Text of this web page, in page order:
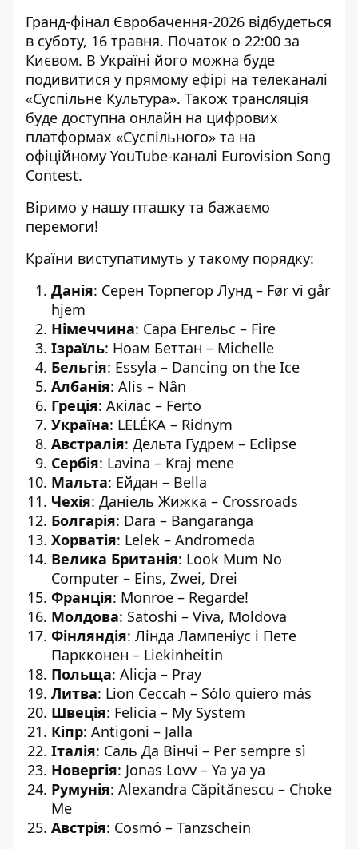
Гранд-фінал Євробачення-2026 відбудеться
в суботу, 16 травня. Початок о 22:00 за
Києвом. В Україні його можна буде
подивитися у прямому ефірі на телеканалі
«Суспільне Культура». Також трансляція
буде доступна онлайн на цифрових
платформах «Суспільного» та на
офіційному YouTube-каналі Eurovision Song
Contest.
Віримо у нашу пташку та бажаємо
перемоги!
Країни виступатимуть у такому порядку:
Данія: Серен Торпегор Лунд – Før vi går
hjem
Німеччина: Сара Енгельс – Fire
Ізраїль: Ноам Беттан – Michelle
Бельгія: Essyla – Dancing on the Ice
Албанія: Alis – Nân
Греція: Акілас – Ferto
Україна: LELÉKA – Ridnym
Австралія: Дельта Гудрем – Eclipse
Сербія: Lavina – Kraj mene
Мальта: Ейдан – Bella
Чехія: Даніель Жижка – Crossroads
Болгарія: Dara – Bangaranga
Хорватія: Lelek – Andromeda
Велика Британія: Look Mum No
Computer – Eins, Zwei, Drei
Франція: Monroe – Regarde!
Молдова: Satoshi – Viva, Moldova
Фінляндія: Лінда Лампеніус і Пете
Паркконен – Liekinheitin
Польща: Alicja – Pray
Литва: Lion Ceccah – Sólo quiero más
Швеція: Felicia – My System
Кіпр: Antigoni – Jalla
Італія: Саль Да Вінчі – Per sempre sì
Новергія: Jonas Lovv – Ya ya ya
Румунія: Alexandra Căpitănescu – Choke
Me
Австрія: Cosmó – Tanzschein